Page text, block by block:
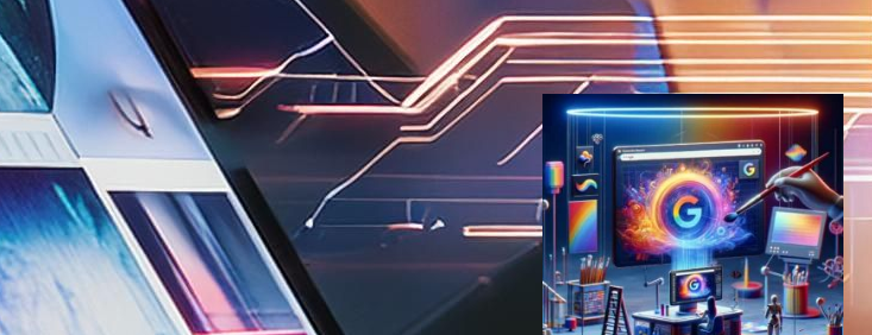
AI（人工知能）ニュース
Imagen 3
2024年8月16日8:03